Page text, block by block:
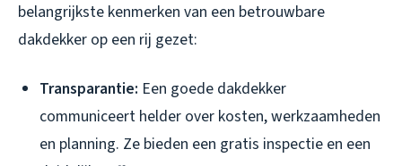
belangrijkste kenmerken van een betrouwbare
dakdekker op een rij gezet:
Transparantie: Een goede dakdekker
communiceert helder over kosten, werkzaamheden
en planning. Ze bieden een gratis inspectie en een